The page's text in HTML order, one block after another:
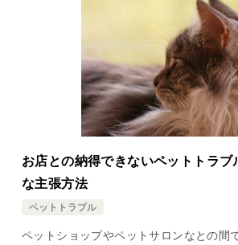
お店との納得できないペットトラブ
な主張方法
ペットトラブル
ペットショップやペットサロンなとの間